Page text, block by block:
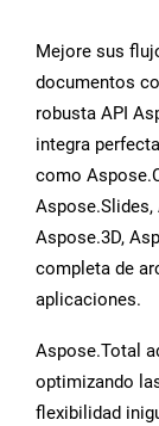
Mejore sus
documentos
robusta API
integra
como
Aspose.Slides,
Aspose.3D,
completa de
aplicaciones.
Aspose.Total
optimizando
flexibilidad